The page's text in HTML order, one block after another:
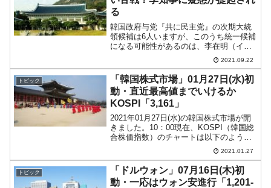
る
韓国政府与党『共に民主党』の次期大統
領候補は6人いますが、このうち統一候補
になる可能性があるのは、李在明（イ・
ジェミョン）京畿道知事と李洛淵（イ・
ナギョン）元国務総理の2人にほぼ絞られ
ています。統一候補を選出するために
『共に民主党』では、全...
2021.09.22
トピック
「韓国株式市場」01月27日(水)初
動・直近最高値までいけるか
KOSPI「3,161」
2021年01月27日(水)の韓国株式市場が開
きました。10：00現在、KOSPI（韓国総
合株価指数）のチャートは以下のように
『Investing.com』より引用）。少しだけ
ギャップアップして始まり現在は陽線で
す。...
2021.01.27
トピック
「ドルウォン」07月16日(木)初
動・一応はウォン安進行「1,201-